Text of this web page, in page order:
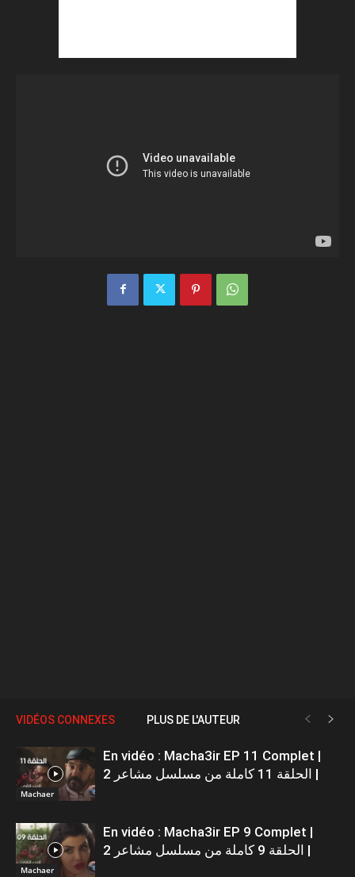
VIDÉOS CONNEXES PLUS DE L'AUTEUR
Machaer
En vidéo : Macha3ir EP 11 Complet |
الحلقة 11 كاملة من مسلسل مشاعر 2 |
Machaer
En vidéo : Macha3ir EP 9 Complet |
الحلقة 9 كاملة من مسلسل مشاعر 2 |